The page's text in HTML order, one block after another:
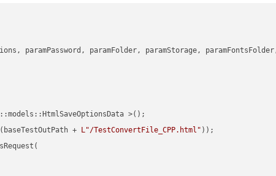
paramPassword, paramFolder, paramStorage,
>();
+ L"/TestConvertFile_CPP.html"